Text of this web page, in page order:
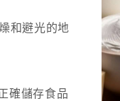
和避光的地
確儲存食品